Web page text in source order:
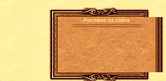
Реклама на сайте